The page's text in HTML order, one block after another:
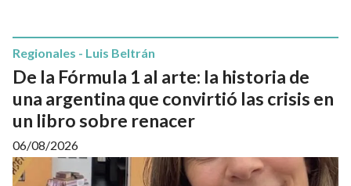
De la Fórmula 1 al arte: la historia de
una argentina que convirtió las crisis en
un libro sobre renacer
Regionales - Luis Beltrán
06/08/2026